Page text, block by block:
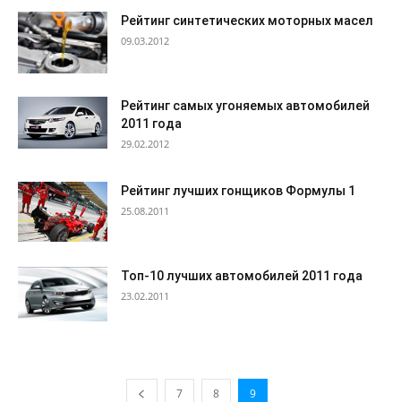
Рейтинг синтетических моторных масел
09.03.2012
Рейтинг самых угоняемых автомобилей
2011 года
29.02.2012
Рейтинг лучших гонщиков Формулы 1
25.08.2011
Топ-10 лучших автомобилей 2011 года
23.02.2011
7 8 9